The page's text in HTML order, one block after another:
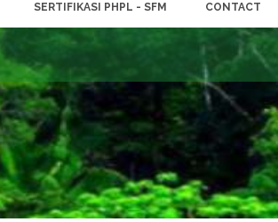
SERTIFIKASI PHPL - SFM CONTACT